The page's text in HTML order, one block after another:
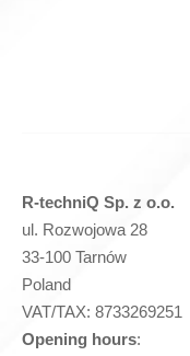
R-techniQ Sp. z o.o.
ul. Rozwojowa 28
33-100 Tarnów
Poland
VAT/TAX: 8733269251
Opening hours: